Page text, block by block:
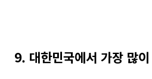
9. 대한민국에서 가장 많